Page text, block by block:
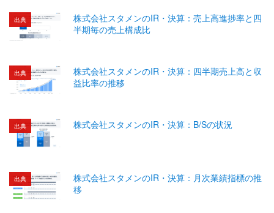
出典
株式会社スタメンのIR・決算：売上高進捗率と四
半期毎の売上構成比
出典
株式会社スタメンのIR・決算：四半期売上高と収
益比率の推移
出典 株式会社スタメンのIR・決算：B/Sの状況
出典
株式会社スタメンのIR・決算：月次業績指標の推
移